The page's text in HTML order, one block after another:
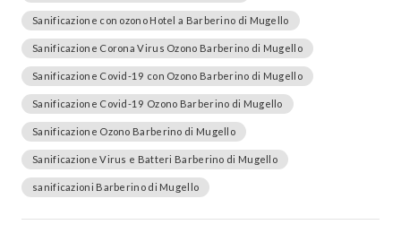
Sanificazione con ozono Hotel a Barberino di Mugello
Sanificazione Corona Virus Ozono Barberino di Mugello
Sanificazione Covid-19 con Ozono Barberino di Mugello
Sanificazione Covid-19 Ozono Barberino di Mugello
Sanificazione Ozono Barberino di Mugello
Sanificazione Virus e Batteri Barberino di Mugello
sanificazioni Barberino di Mugello